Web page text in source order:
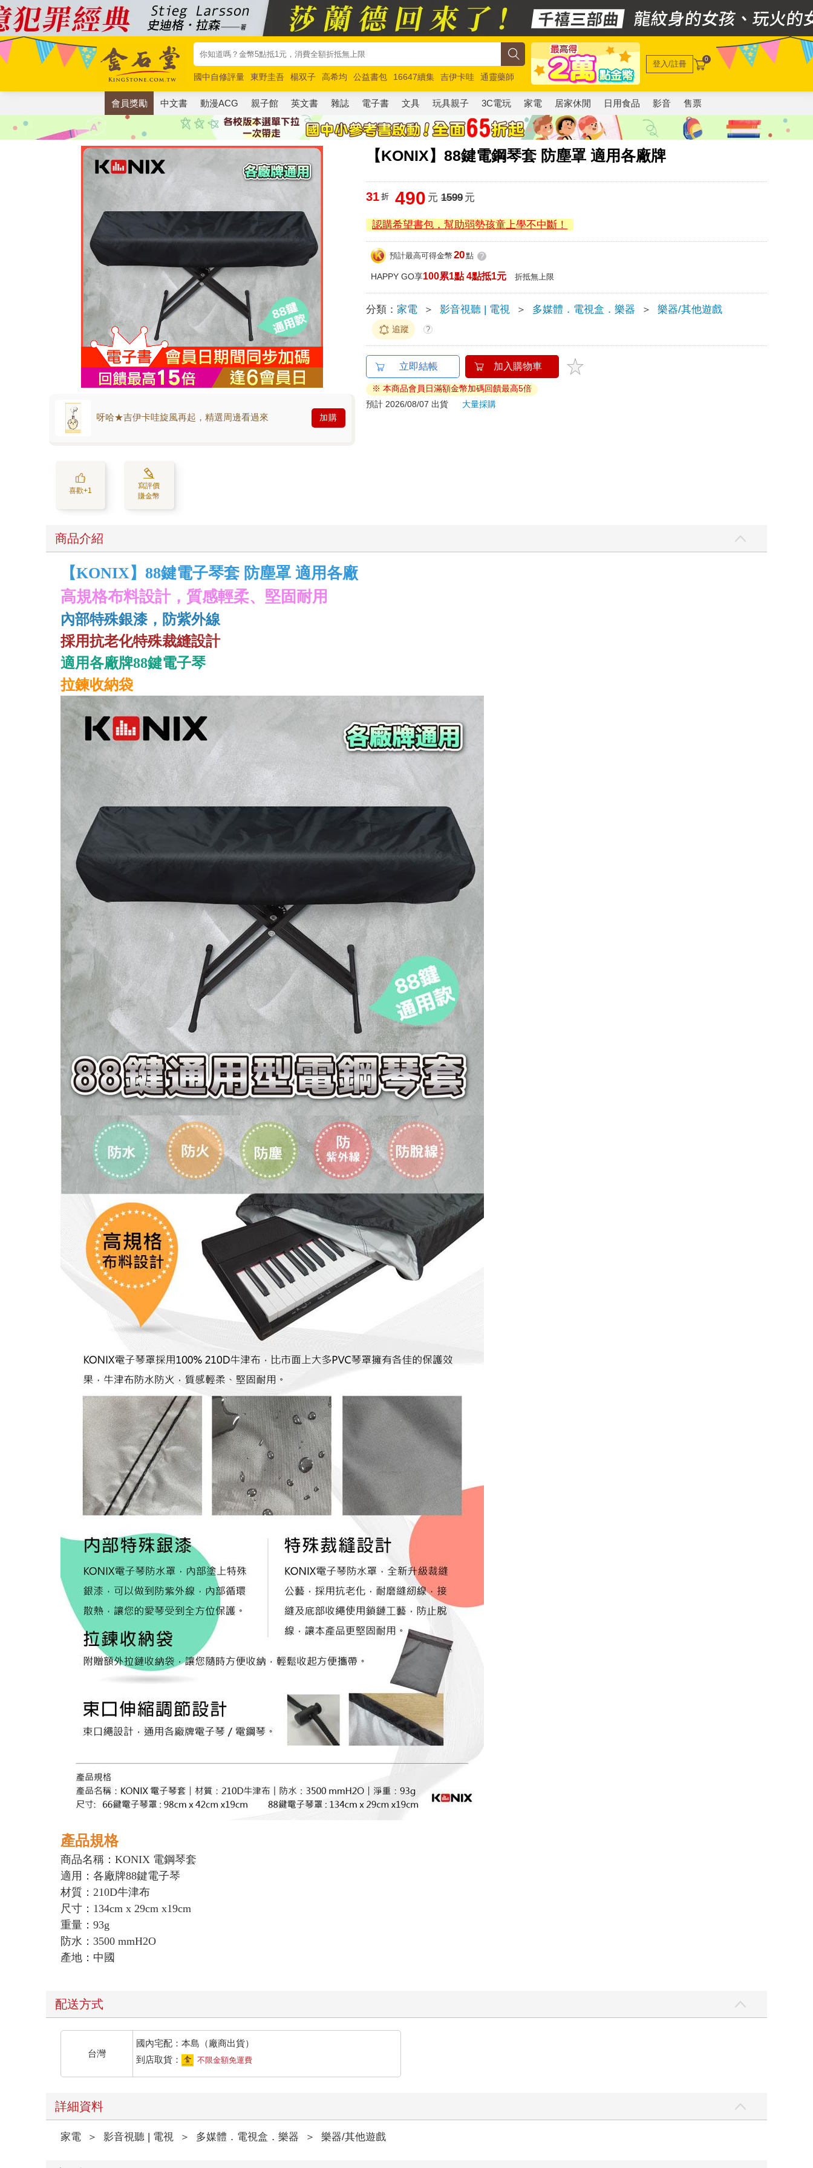
國中自修評量 東野圭吾 楊双子 高希均 公益書包 16647續集 吉伊卡哇
通靈藥師
唯紅花綻放
奧德賽 路邊攤新作 馬斯克 玩具總動員5 超慢跑
登入/註冊 0
會員獎勵 中文書 動漫ACG 親子館 英文書 雜誌 電子書 文具 玩具親子 3C電玩 家電 居家休閒 日用食品 影音 售票
【KONIX】88鍵電鋼琴套 防塵罩 適用各廠牌
呀哈★吉伊卡哇旋風再起，精選周邊看過來 加購
喜歡+1
寫評價
賺金幣
31 折 490 元 1599元
認購希望書包，幫助弱勢孩童上學不中斷！
預計最高可得金幣 20點 ?
HAPPY GO享100累1點 4點抵1元 折抵無上限
分類： 家電 ＞ 影音視聽 | 電視 ＞ 多媒體．電視盒．樂器 ＞ 樂器/其他遊戲
追蹤 ?
立即結帳 加入購物車
※ 本商品會員日滿額金幣加碼回饋最高5倍
預計 2026/08/07 出貨
大量採購
商品介紹
【KONIX】88鍵電子琴套 防塵罩 適用各廠
高規格布料設計，質感輕柔、堅固耐用
內部特殊銀漆，防紫外線
採用抗老化特殊裁縫設計
適用各廠牌88鍵電子琴
拉鍊收納袋
產品規格
商品名稱：KONIX 電鋼琴套
適用：各廠牌88鍵電子琴
材質：210D牛津布
尺寸：134cm x 29cm x19cm
重量：93g
防水：3500 mmH2O
產地：中國
配送方式
台灣
國內宅配：本島（廠商出貨）
到店取貨：
不限金額免運費
詳細資料
家電 ＞ 影音視聽 | 電視 ＞ 多媒體．電視盒．樂器 ＞ 樂器/其他遊戲